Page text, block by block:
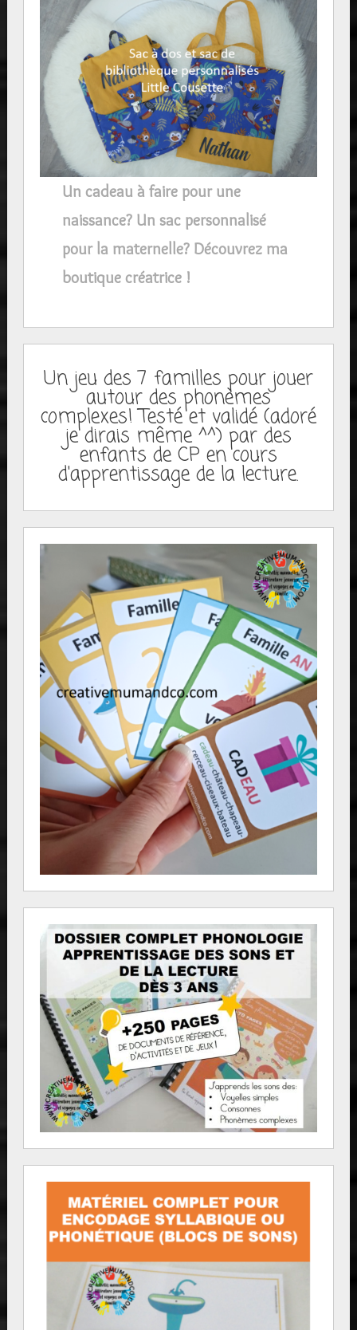
Un cadeau à faire pour une
naissance? Un sac personnalisé
pour la maternelle? Découvrez ma
boutique créatrice !
Un jeu des 7 familles pour jouer
autour des phonèmes
complexes! Testé et validé (adoré
je dirais même ^^) par des
enfants de CP en cours
d'apprentissage de la lecture.